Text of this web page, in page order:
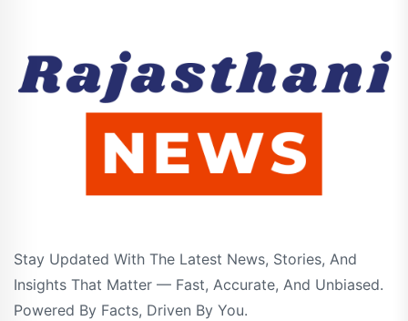
Stay Updated With The Latest News, Stories, And
Insights That Matter — Fast, Accurate, And Unbiased.
Powered By Facts, Driven By You.